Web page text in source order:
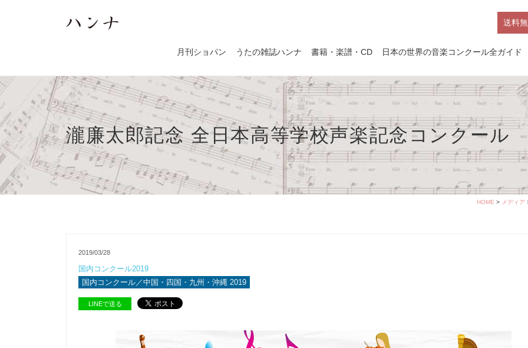
送料
月刊ショパン うたの雑誌ハンナ 書籍・楽譜・CD 日本の世界の音楽コンクール全ガイド
瀧廉太郎記念 全日本高等学校声楽記念コンクール
HOME > メディア
2019/03/28
国内コンクール2019
国内コンクール／中国・四国・九州・沖縄 2019
LINEで送る